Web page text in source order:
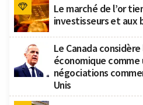
Le marché de l’or
investisseurs et aux
Le Canada
économique
négociations
Unis